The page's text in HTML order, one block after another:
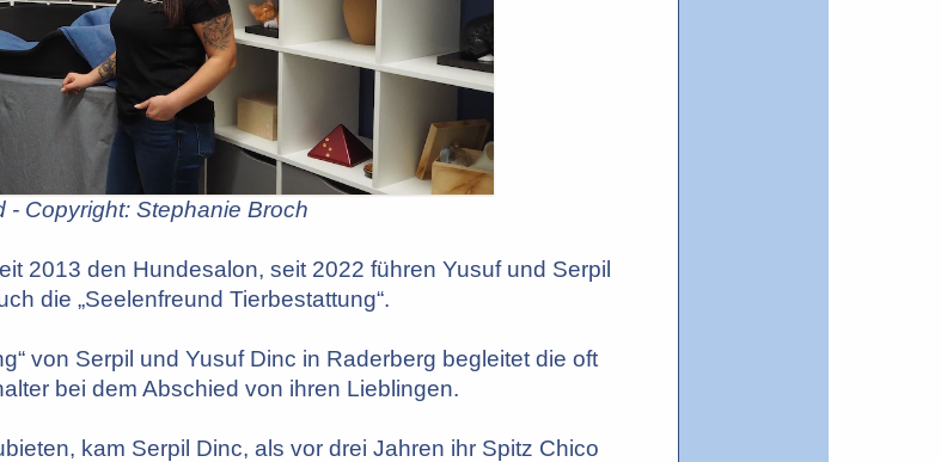
- Copyright: Stephanie Broch
2013 den Hundesalon, seit 2022 führen Yusuf und Serpil
die „Seelenfreund Tierbestattung“.
von Serpil und Yusuf Dinc in Raderberg begleitet die oft
bei dem Abschied von ihren Lieblingen.
kam Serpil Dinc, als vor drei Jahren ihr Spitz Chico